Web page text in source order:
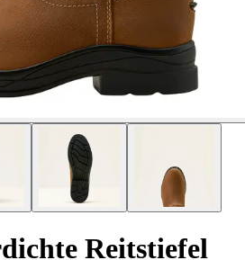
Reitstiefel